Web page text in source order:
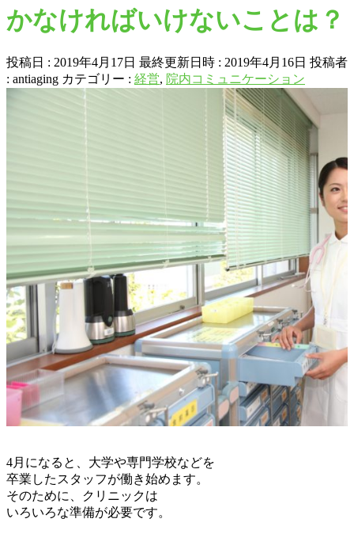
かなければいけないことは？
投稿日 : 2019年4月17日 最終更新日時 : 2019年4月16日 投稿者
: antiaging カテゴリー : 経営, 院内コミュニケーション
4月になると、大学や専門学校などを
卒業したスタッフが働き始めます。
そのために、クリニックは
いろいろな準備が必要です。